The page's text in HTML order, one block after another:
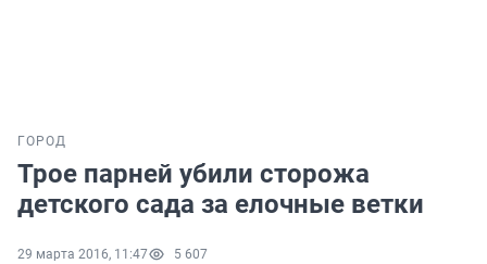
ГОРОД
Трое парней убили сторожа
детского сада за елочные ветки
29 марта 2016, 11:47 5 607